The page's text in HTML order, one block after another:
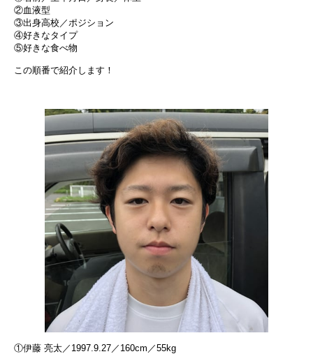
②血液型
③出身高校／ポジション
④好きなタイプ
⑤好きな食べ物
この順番で紹介します！
①伊藤 亮太／1997.9.27／160cm／55kg